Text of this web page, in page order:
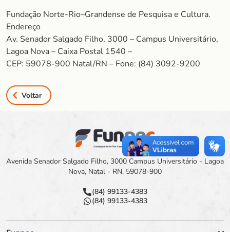
Fundação Norte-Rio–Grandense de Pesquisa e Cultura.
Endereço
Av. Senador Salgado Filho, 3000 – Campus Universitário,
Lagoa Nova – Caixa Postal 1540 –
CEP: 59078-900 Natal/RN – Fone: (84) 3092-9200
Voltar
Avenida Senador Salgado Filho, 3000 Campus Universitário - Lagoa
Nova, Natal - RN, 59078-900
(84) 99133-4383
(84) 99133-4383